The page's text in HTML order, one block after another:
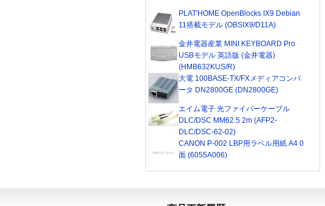
PLAT'HOME OpenBlocks IX9 Debian
11搭載モデル (OBSIX9/D11A)
金井電器産業 MINI KEYBOARD Pro
USBモデル 英語版 (金井電器)
(HMB632KUS/R)
大電 100BASE-TX/FXメディアコンバ
ータ DN2800GE (DN2800GE)
エイム電子 光ファイバーケーブル
DLC/DSC MM62.5 2m (AFP2-
DLC/DSC-62-02)
CANON P-002 LBP用ラベル用紙 A4 0
面 (6055A006)